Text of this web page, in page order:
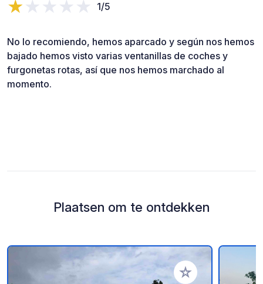
1/5
No lo recomiendo, hemos aparcado y según nos hemos
bajado hemos visto varias ventanillas de coches y
furgonetas rotas, así que nos hemos marchado al
momento.
Plaatsen om te ontdekken